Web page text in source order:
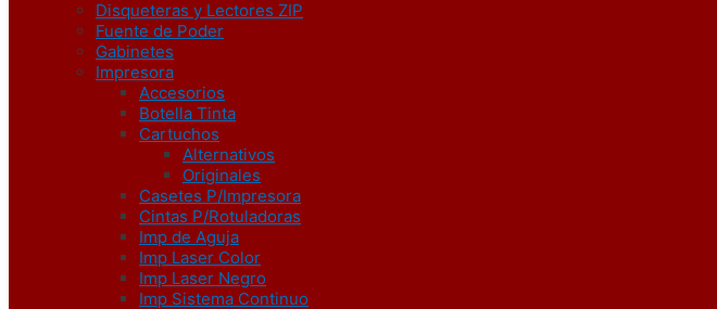
Disqueteras y Lectores ZIP
Fuente de Poder
Gabinetes
Impresora
Accesorios
Botella Tinta
Cartuchos
Alternativos
Originales
Casetes P/Impresora
Cintas P/Rotuladoras
Imp de Aguja
Imp Laser Color
Imp Laser Negro
Imp Sistema Continuo